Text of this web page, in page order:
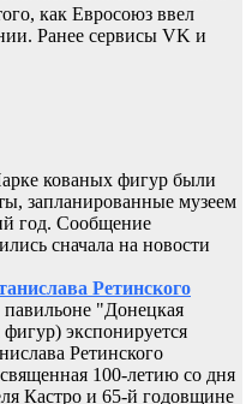
как Евросоюз ввел
Ранее сервисы VK и
кованых фигур были
запланированные музеем
год. Сообщение
сначала на новости
Ретинского
"Донецкая
экспонируется
Ретинского
100-летию со дня
Кастро и 65-й годовщине